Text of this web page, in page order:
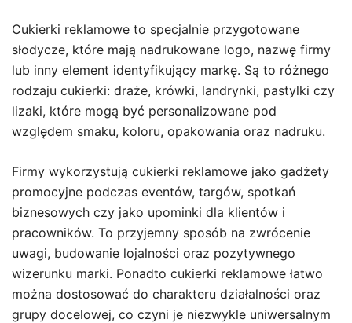
Cukierki reklamowe to specjalnie przygotowane
słodycze, które mają nadrukowane logo, nazwę firmy
lub inny element identyfikujący markę. Są to różnego
rodzaju cukierki: draże, krówki, landrynki, pastylki czy
lizaki, które mogą być personalizowane pod
względem smaku, koloru, opakowania oraz nadruku.
Firmy wykorzystują cukierki reklamowe jako gadżety
promocyjne podczas eventów, targów, spotkań
biznesowych czy jako upominki dla klientów i
pracowników. To przyjemny sposób na zwrócenie
uwagi, budowanie lojalności oraz pozytywnego
wizerunku marki. Ponadto cukierki reklamowe łatwo
można dostosować do charakteru działalności oraz
grupy docelowej, co czyni je niezwykle uniwersalnym